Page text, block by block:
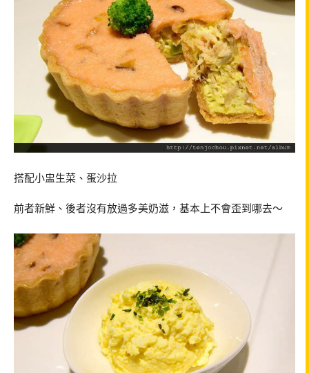
搭配小盅生菜、蛋沙拉
前者新鮮、後者沒有放過多美奶滋，基本上不會歪到哪去～